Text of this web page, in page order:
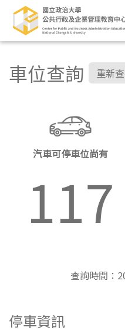
車位查詢 重新
汽車可停車位尚有
117
查詢時間：
停車資訊